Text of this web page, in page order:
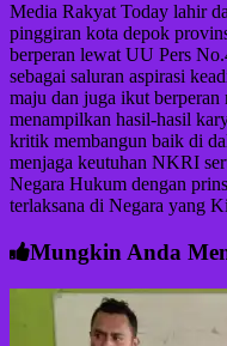
Media Rakyat Today lahir
pinggiran kota depok
berperan lewat UU Pers
sebagai saluran aspirasi
maju dan juga ikut berperan
menampilkan hasil-hasil
kritik membangun baik di
menjaga keutuhan NKRI
Negara Hukum dengan
terlaksana di Negara yang
Mungkin Anda